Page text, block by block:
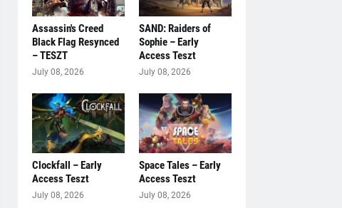
Assassin's Creed
Black Flag Resynced
– TESZT
July 08, 2026
SAND: Raiders of
Sophie – Early
Access Teszt
July 08, 2026
Clockfall – Early
Access Teszt
July 08, 2026
Space Tales – Early
Access Teszt
July 08, 2026